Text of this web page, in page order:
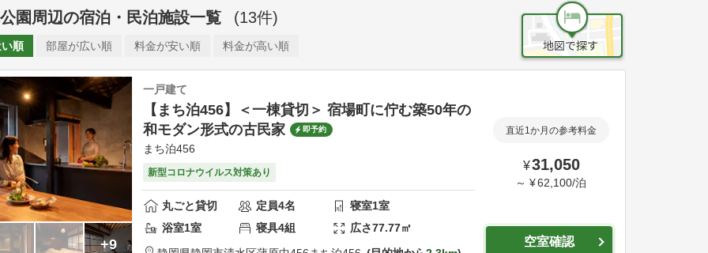
園周辺の宿泊・民泊施設一覧 (13件)
順 部屋が広い順 料金が安い順 料金が高い順
+9
一戸建て
【まち泊456】＜一棟貸切＞ 宿場町に佇む築50年の
和モダン形式の古民家
即予約
まち泊456
新型コロナウイルス対策あり
丸ごと貸切 定員4名 寝室1室
浴室1室 寝具4組 広さ77.77㎡
直近1か月の参考料金
¥31,050
～ ¥62,100/泊
空室確認